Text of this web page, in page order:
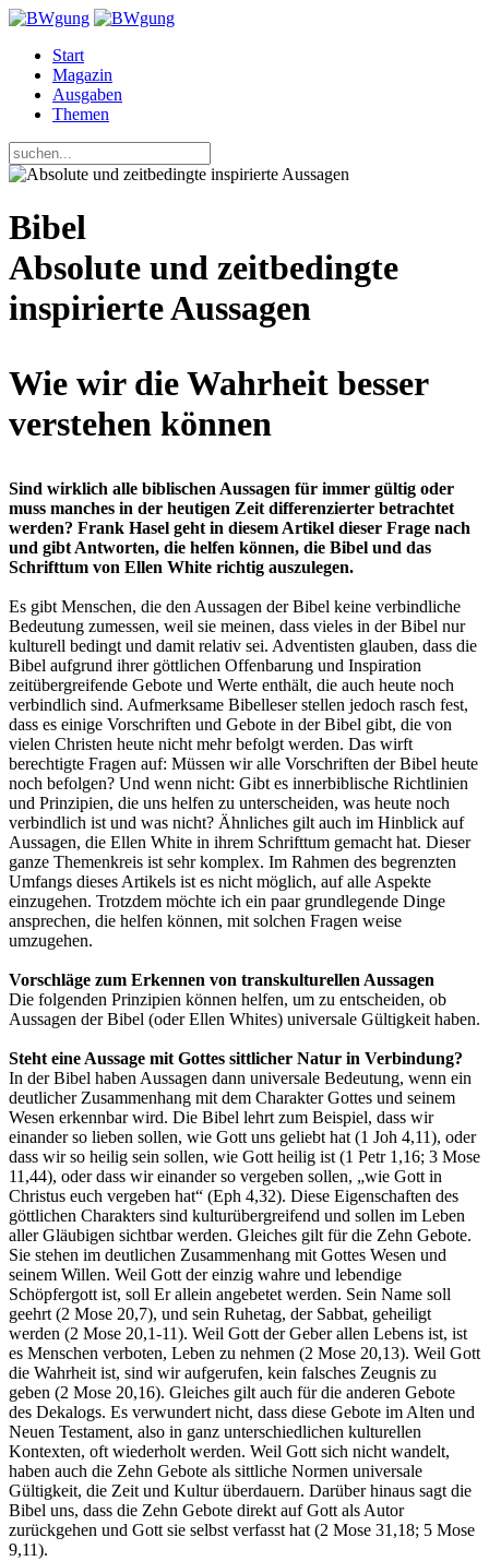
Start
Magazin
Ausgaben
Themen
Bibel
Absolute und zeitbedingte
inspirierte Aussagen
Wie wir die Wahrheit besser
verstehen können
Sind wirklich alle biblischen Aussagen für immer gültig oder
muss manches in der heutigen Zeit differenzierter betrachtet
werden? Frank Hasel geht in diesem Artikel dieser Frage nach
und gibt Antworten, die helfen können, die Bibel und das
Schrifttum von Ellen White richtig auszulegen.
Es gibt Menschen, die den Aussagen der Bibel keine verbindliche
Bedeutung zumessen, weil sie meinen, dass vieles in der Bibel nur
kulturell bedingt und damit relativ sei. Adventisten glauben, dass die
Bibel aufgrund ihrer göttlichen Offenbarung und Inspiration
zeitübergreifende Gebote und Werte enthält, die auch heute noch
verbindlich sind. Aufmerksame Bibelleser stellen jedoch rasch fest,
dass es einige Vorschriften und Gebote in der Bibel gibt, die von
vielen Christen heute nicht mehr befolgt werden. Das wirft
berechtigte Fragen auf: Müssen wir alle Vorschriften der Bibel heute
noch befolgen? Und wenn nicht: Gibt es innerbiblische Richtlinien
und Prinzipien, die uns helfen zu unterscheiden, was heute noch
verbindlich ist und was nicht? Ähnliches gilt auch im Hinblick auf
Aussagen, die Ellen White in ihrem Schrifttum gemacht hat. Dieser
ganze Themenkreis ist sehr komplex. Im Rahmen des begrenzten
Umfangs dieses Artikels ist es nicht möglich, auf alle Aspekte
einzugehen. Trotzdem möchte ich ein paar grundlegende Dinge
ansprechen, die helfen können, mit solchen Fragen weise
umzugehen.
Vorschläge zum Erkennen von transkulturellen Aussagen
Die folgenden Prinzipien können helfen, um zu entscheiden, ob
Aussagen der Bibel (oder Ellen Whites) universale Gültigkeit haben.
Steht eine Aussage mit Gottes sittlicher Natur in Verbindung?
In der Bibel haben Aussagen dann universale Bedeutung, wenn ein
deutlicher Zusammenhang mit dem Charakter Gottes und seinem
Wesen erkennbar wird. Die Bibel lehrt zum Beispiel, dass wir
einander so lieben sollen, wie Gott uns geliebt hat (1 Joh 4,11), oder
dass wir so heilig sein sollen, wie Gott heilig ist (1 Petr 1,16; 3 Mose
11,44), oder dass wir einander so vergeben sollen, „wie Gott in
Christus euch vergeben hat“ (Eph 4,32). Diese Eigenschaften des
göttlichen Charakters sind kulturübergreifend und sollen im Leben
aller Gläubigen sichtbar werden. Gleiches gilt für die Zehn Gebote.
Sie stehen im deutlichen Zusammenhang mit Gottes Wesen und
seinem Willen. Weil Gott der einzig wahre und lebendige
Schöpfergott ist, soll Er allein angebetet werden. Sein Name soll
geehrt (2 Mose 20,7), und sein Ruhetag, der Sabbat, geheiligt
werden (2 Mose 20,1-11). Weil Gott der Geber allen Lebens ist, ist
es Menschen verboten, Leben zu nehmen (2 Mose 20,13). Weil Gott
die Wahrheit ist, sind wir aufgerufen, kein falsches Zeugnis zu
geben (2 Mose 20,16). Gleiches gilt auch für die anderen Gebote
des Dekalogs. Es verwundert nicht, dass diese Gebote im Alten und
Neuen Testament, also in ganz unterschiedlichen kulturellen
Kontexten, oft wiederholt werden. Weil Gott sich nicht wandelt,
haben auch die Zehn Gebote als sittliche Normen universale
Gültigkeit, die Zeit und Kultur überdauern. Darüber hinaus sagt die
Bibel uns, dass die Zehn Gebote direkt auf Gott als Autor
zurückgehen und Gott sie selbst verfasst hat (2 Mose 31,18; 5 Mose
9,11).